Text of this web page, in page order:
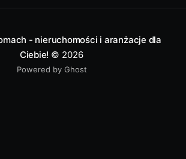
- nieruchomości i aranżacje dla
Ciebie! © 2026
Powered by Ghost